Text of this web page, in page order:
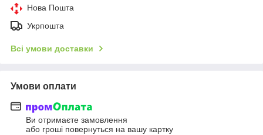
Нова Пошта
Укрпошта
Всі умови доставки
Умови оплати
Ви отримаєте замовлення
або гроші повернуться на вашу картку